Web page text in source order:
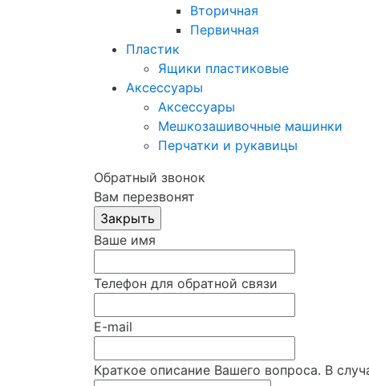
Вторичная
Первичная
Пластик
Ящики пластиковые
Аксессуары
Аксессуары
Мешкозашивочные машинки
Перчатки и рукавицы
Обратный звонок
Вам перезвонят
Ваше имя
Телефон для обратной связи
E-mail
Краткое описание Вашего вопроса. В